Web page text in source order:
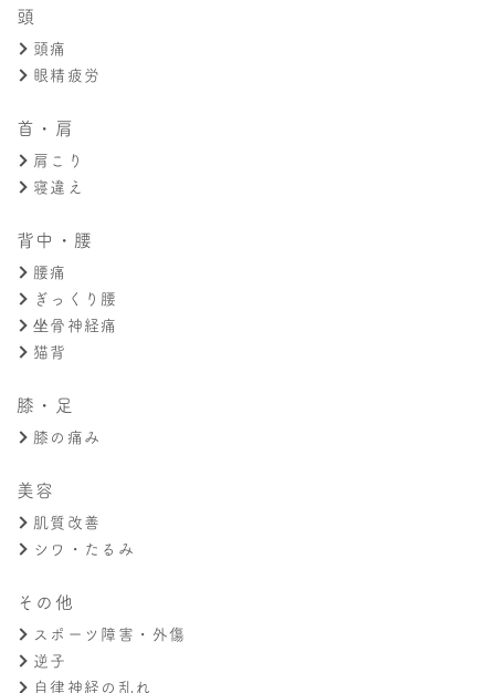
頭
頭痛
眼精疲労
首・肩
肩こり
寝違え
背中・腰
腰痛
ぎっくり腰
坐骨神経痛
猫背
膝・足
膝の痛み
美容
肌質改善
シワ・たるみ
その他
スポーツ障害・外傷
逆子
自律神経の乱れ